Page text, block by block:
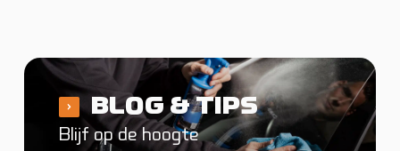
BLOG & TIPS
Blijf op de hoogte